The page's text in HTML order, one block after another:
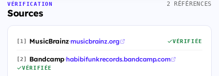
VÉRIFICATION
Sources
2 RÉFÉRENCES
[1] MusicBrainz·musicbrainz.org VÉRIFIÉE
[2] Bandcamp·habibifunkrecords.bandcamp.com
VÉRIFIÉE